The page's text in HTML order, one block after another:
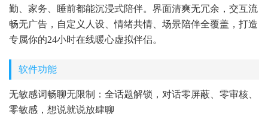
勤、家务、睡前都能沉浸式陪伴。界面清爽无冗余，交互流
畅无广告，自定义人设、情绪共情、场景陪伴全覆盖，打造
专属你的24小时在线暖心虚拟伴侣。
软件功能
无敏感词畅聊无限制：全话题解锁，对话零屏蔽、零审核、
零敏感，想说就说放肆聊